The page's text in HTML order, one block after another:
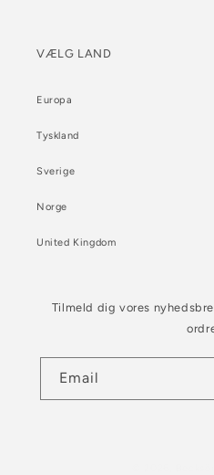
VÆLG LAND
Europa
Tyskland
Sverige
Norge
United Kingdom
Tilmeld dig vores
Email